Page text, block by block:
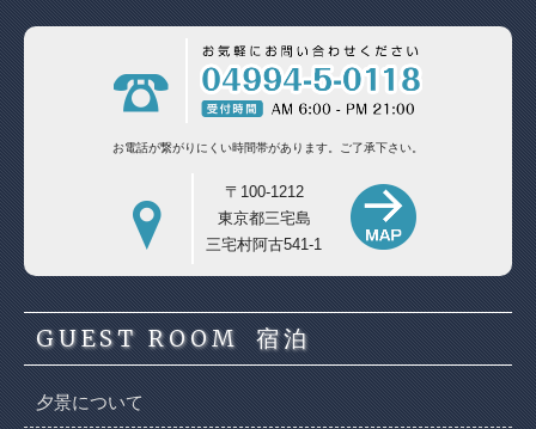
お電話が繋がりにくい時間帯があります。 ご了承下さい。
〒100-1212
東京都三宅島
三宅村阿古541-1
GUEST ROOM 宿泊
夕景について